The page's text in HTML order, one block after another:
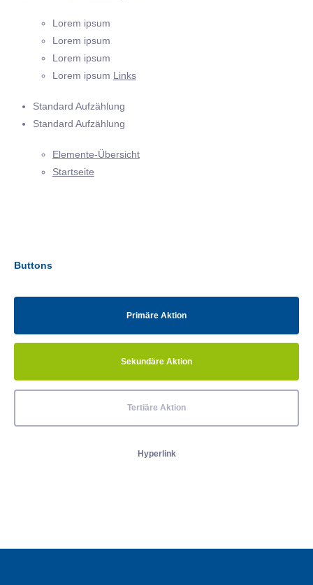
Lorem ipsum
Lorem ipsum
Lorem ipsum
Lorem ipsum Links
Standard Aufzählung
Standard Aufzählung
Elemente-Übersicht
Startseite
Buttons
Primäre Aktion
Sekundäre Aktion
Tertiäre Aktion
Hyperlink